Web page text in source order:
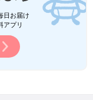
日お届け
アプリ